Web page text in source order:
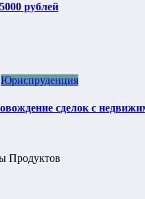
рублей
Юриспруденция
сделок с